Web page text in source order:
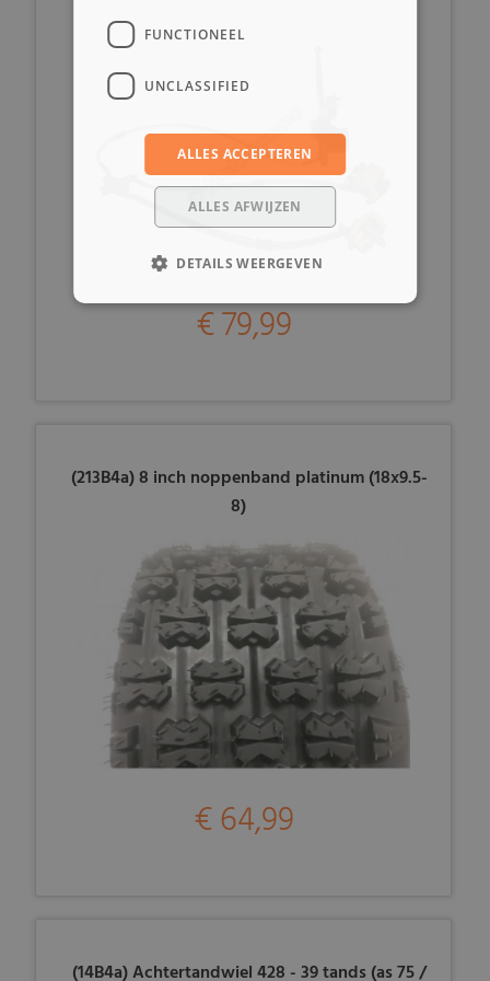
€ 79,99
(213B4a) 8 inch noppenband platinum (18x9.5-
8)
€ 64,99
(14B4a) Achtertandwiel 428 - 39 tands (as 75 /
FUNCTIONEEL
UNCLASSIFIED
ALLES ACCEPTEREN
ALLES AFWIJZEN
DETAILS WEERGEVEN